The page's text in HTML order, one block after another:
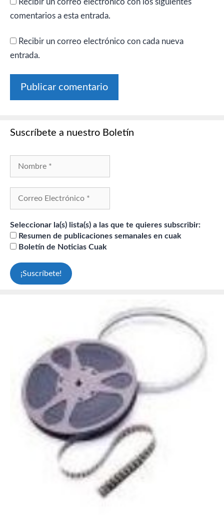
Recibir un correo electrónico con los siguientes
comentarios a esta entrada.
Recibir un correo electrónico con cada nueva
entrada.
Suscríbete a nuestro Boletín
Seleccionar la(s) lista(s) a las que te quieres subscribir:
Resumen de publicaciones semanales en cuak
Boletín de Noticias Cuak